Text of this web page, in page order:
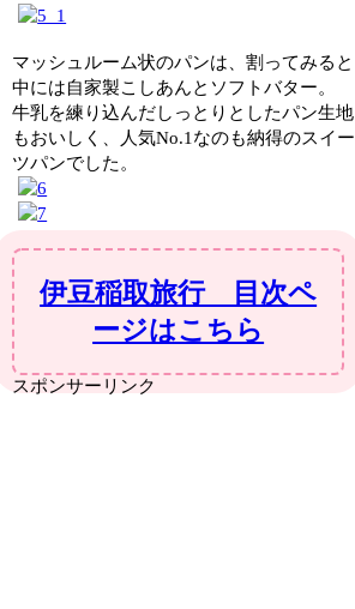
マッシュルーム状のパンは、割ってみると
中には自家製こしあんとソフトバター。
牛乳を練り込んだしっとりとしたパン生地
もおいしく、人気No.1なのも納得のスイー
ツパンでした。
伊豆稲取旅行 目次ペ
ージはこちら
スポンサーリンク